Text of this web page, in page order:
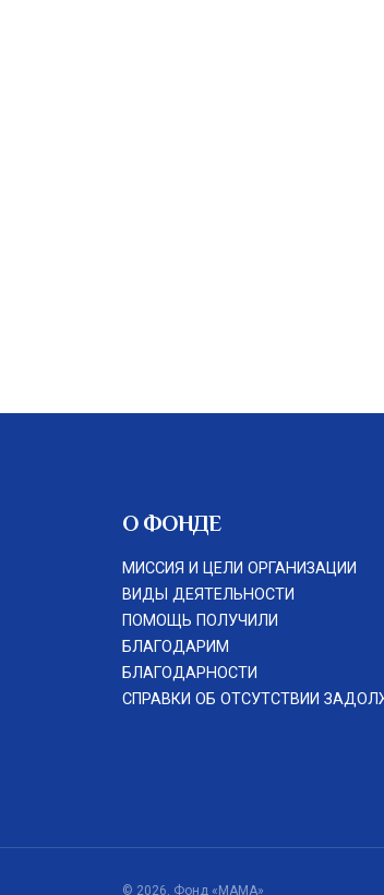
О ФОНДЕ
МИССИЯ И ЦЕЛИ ОРГАНИЗАЦИИ
ВИДЫ ДЕЯТЕЛЬНОСТИ
ПОМОЩЬ ПОЛУЧИЛИ
БЛАГОДАРИМ
БЛАГОДАРНОСТИ
СПРАВКИ ОБ ОТСУТСТВИИ
© 2026, Фонд «МАМА»